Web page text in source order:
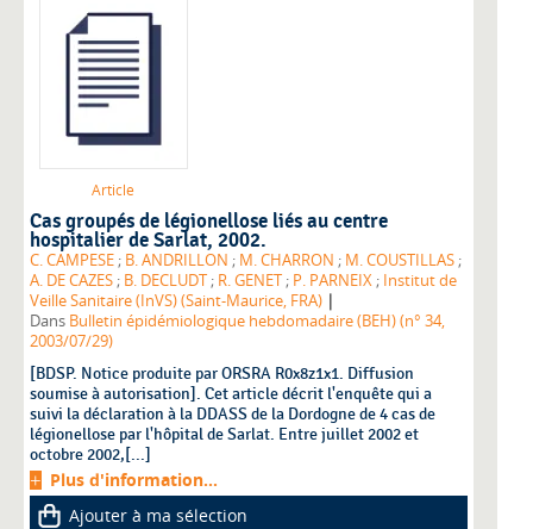
Article
Cas groupés de légionellose liés au centre
hospitalier de Sarlat, 2002.
C. CAMPESE ; B. ANDRILLON ; M. CHARRON ; M. COUSTILLAS ;
A. DE CAZES ; B. DECLUDT ; R. GENET ; P. PARNEIX ; Institut de
Veille Sanitaire (InVS) (Saint-Maurice, FRA) |
Dans Bulletin épidémiologique hebdomadaire (BEH) (n° 34,
2003/07/29)
[BDSP. Notice produite par ORSRA R0x8z1x1. Diffusion
soumise à autorisation]. Cet article décrit l'enquête qui a
suivi la déclaration à la DDASS de la Dordogne de 4 cas de
légionellose par l'hôpital de Sarlat. Entre juillet 2002 et
octobre 2002,[...]
Plus d'information...
Ajouter à ma sélection